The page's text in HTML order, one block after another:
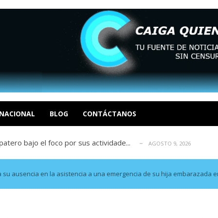
BLOG CONTÁCTANOS
en Venezuela tras finalizar su mis... AGOSTO 9, 2026
fondos para afectados por los terr... AGOSTO 9, 2026
deja un policía muerto AGOSTO 9, 2026
bajo el foco por sus actividade...
las secuelas que deja la prisión ... AGOSTO 9, 2026
en Venezuela tras finalizar su mis... AGOSTO 9, 2026
fondos para afectados por los terr... AGOSTO 9, 2026
deja un policía muerto AGOSTO 9, 2026
ausencia en la asistencia a una emergencia de su hija embarazada